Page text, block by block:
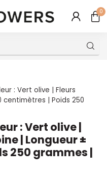
0
: Vert olive | Fleurs
centimètres | Poids 250
: Vert olive |
| Longueur ±
250 grammes |